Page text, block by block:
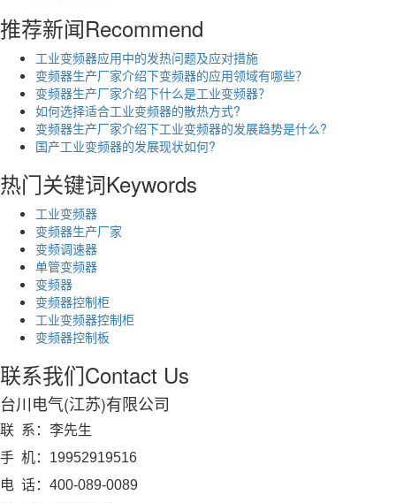
推荐新闻Recommend
工业变频器应用中的发热问题及应对措施
变频器生产厂家介绍下变频器的应用领域有哪些？
变频器生产厂家介绍下什么是工业变频器？
如何选择适合工业变频器的散热方式?
变频器生产厂家介绍下工业变频器的发展趋势是什么?
国产工业变频器的发展现状如何?
热门关键词Keywords
工业变频器
变频器生产厂家
变频调速器
单管变频器
变频器
变频器控制柜
工业变频器控制柜
变频器控制板
联系我们Contact Us
台川电气(江苏)有限公司
联 系：李先生
手 机：19952919516
电 话：400-089-0089